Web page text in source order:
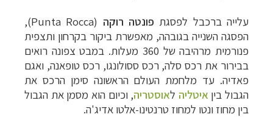
עלייה ברכבל לפסגת פונטה רוקה (
Punta Rocca
),
הפסגה השנייה בגובהה, מאפשרת ביקור בקרחון ותצפית
פנורמית מרהיבה של 360 מעלות. במבט צפונה רואים
בבירור את רכס סלה, רכס ססולונגו, רכס טופאנה, ואגם
פאדיה. עד מלחמת העולם הראשונה סימן הרכס את
הגבול בין איטליה לאוסטריה, וכיום הוא מסמן את הגבול
בין מחוז ונטו למחוז טרנטינו-אלטו אדיג'ה.